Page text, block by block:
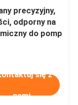
precyzyjny,
odporny na
do pomp
się z
nami